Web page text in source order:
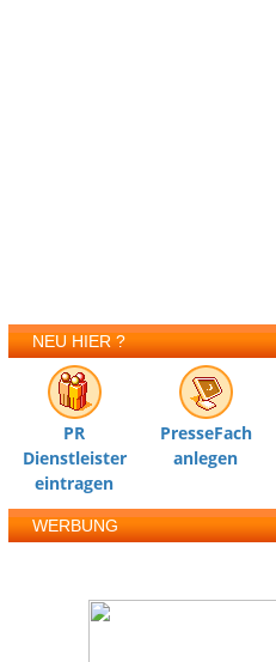
NEU HIER ?
PR
Dienstleister
eintragen
PresseFach
anlegen
WERBUNG